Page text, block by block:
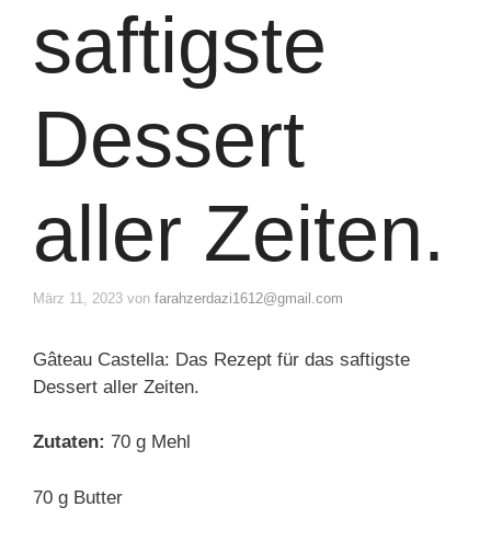
saftigste
Dessert
aller Zeiten.
März 11, 2023 von farahzerdazi1612@gmail.com
Gâteau Castella: Das Rezept für das saftigste
Dessert aller Zeiten.
Zutaten: 70 g Mehl
70 g Butter